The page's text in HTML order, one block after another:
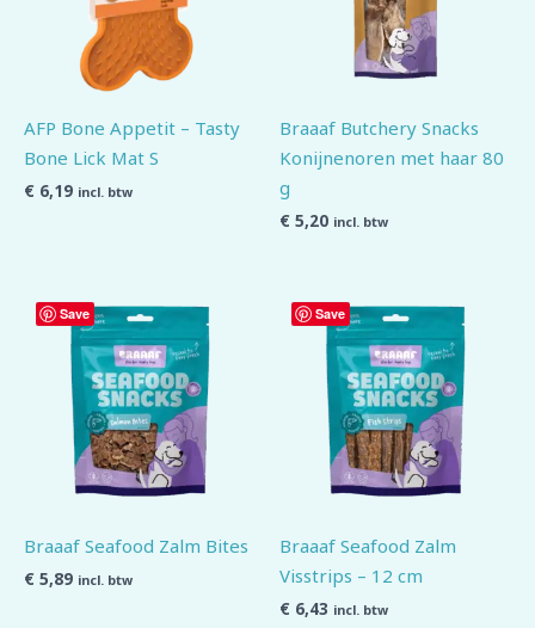
AFP Bone Appetit – Tasty
Bone Lick Mat S
€ 6,19 incl. btw
Braaaf Butchery Snacks
Konijnenoren met haar 80
g
€ 5,20 incl. btw
Save
Braaaf Seafood Zalm Bites
€ 5,89 incl. btw
Save
Braaaf Seafood Zalm
Visstrips – 12 cm
€ 6,43 incl. btw